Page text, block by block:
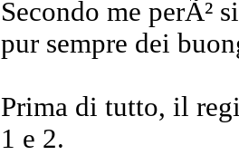
Secondo me perÃ²
pur sempre dei
Prima di tutto, il
1 e 2.